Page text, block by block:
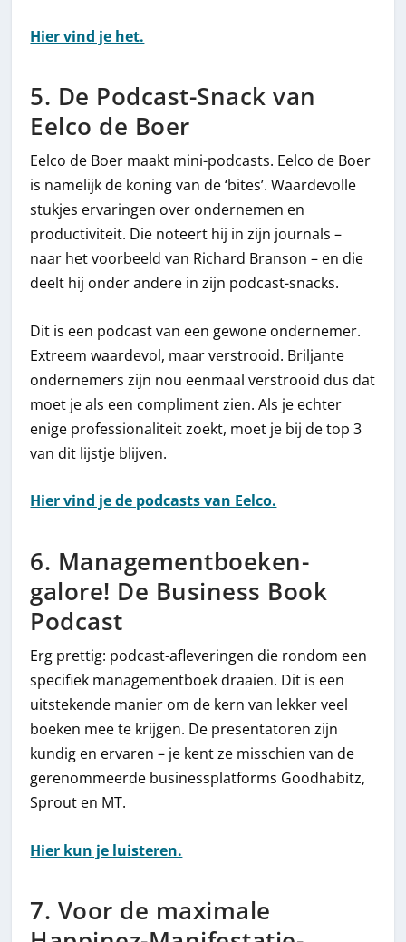
Hier vind je het.
5. De Podcast-Snack van
Eelco de Boer
Eelco de Boer maakt mini-podcasts. Eelco de Boer
is namelijk de koning van de ‘bites’. Waardevolle
stukjes ervaringen over ondernemen en
productiviteit. Die noteert hij in zijn journals –
naar het voorbeeld van Richard Branson – en die
deelt hij onder andere in zijn podcast-snacks.
Dit is een podcast van een gewone ondernemer.
Extreem waardevol, maar verstrooid. Briljante
ondernemers zijn nou eenmaal verstrooid dus dat
moet je als een compliment zien. Als je echter
enige professionaliteit zoekt, moet je bij de top 3
van dit lijstje blijven.
Hier vind je de podcasts van Eelco.
6. Managementboeken-
galore! De Business Book
Podcast
Erg prettig: podcast-afleveringen die rondom een
specifiek managementboek draaien. Dit is een
uitstekende manier om de kern van lekker veel
boeken mee te krijgen. De presentatoren zijn
kundig en ervaren – je kent ze misschien van de
gerenommeerde businessplatforms Goodhabitz,
Sprout en MT.
Hier kun je luisteren.
7. Voor de maximale